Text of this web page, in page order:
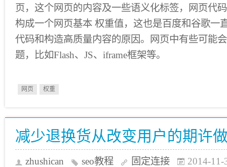
页，这个网页的内容及一些语义化标签，网页代
构成一个网页基本 权重值，这也是百度和谷歌一
代码和构造高质量内容的原因。网页中有些可能
题，比如Flash、JS、iframe框架等。
网页 权重
减少退换货从改变用户的期许
zhushican seo教程 固定连接
2014-11-